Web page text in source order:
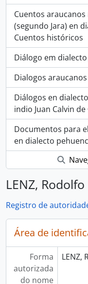
Cuentos
(segundo Jara) en
Cuentos históricos
Diálogo em
Dialogos
Diálogos en
indio Juan Calvin
Documentos para
en dialecto
LENZ, Rodolfo
Registro de
Área de
Forma
autorizada
do nome
LENZ,